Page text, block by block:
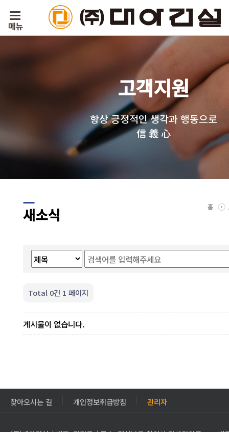
고객지원
항상 긍정적인 생각과 행동으로
信 義 心
새소식 홈
Total 0건 1 페이지
게시물이 없습니다.
찾아오시는 길 개인정보취급방침 관리자